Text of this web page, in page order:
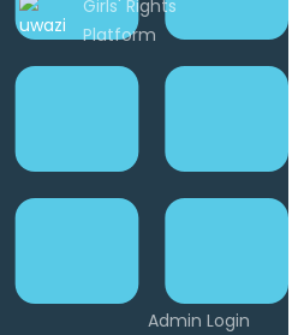
Admin Login